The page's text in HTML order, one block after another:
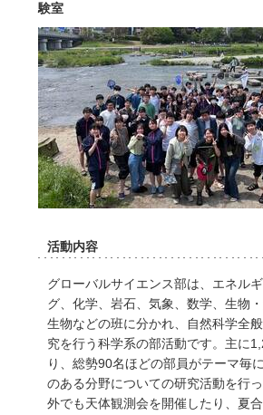
験室
活動内容
グローバルサイエンス部は、エネル
グ、化学、岩石、気象、数学、生物
生物などの班に分かれ、自然科学全
究を行う科学系の部活動です。主に
り、総勢90名ほどの部員がテーマ毎
のある分野についての研究活動を行
外でも天体観測会を開催したり、夏